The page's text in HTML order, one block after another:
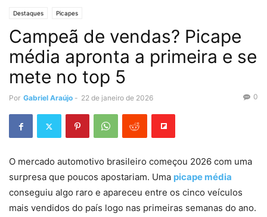
Destaques Picapes
Campeã de vendas? Picape
média apronta a primeira e se
mete no top 5
Por Gabriel Araújo - 22 de janeiro de 2026 0
O mercado automotivo brasileiro começou 2026 com uma
surpresa que poucos apostariam. Uma picape média
conseguiu algo raro e apareceu entre os cinco veículos
mais vendidos do país logo nas primeiras semanas do ano.